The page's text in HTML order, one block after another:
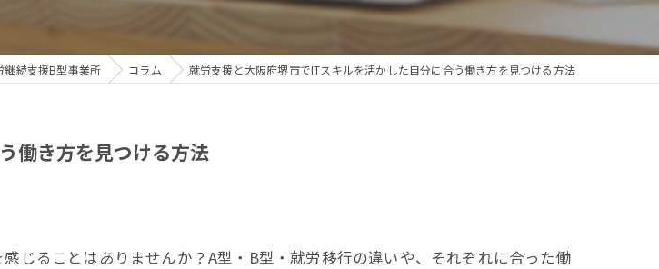
継続支援B型事業所 コラム 就労支援と大阪府堺市でITスキルを活かした自分に合う働き方を見つける方法
働き方を見つける方法
じることはありませんか？A型・B型・就労移行の違いや、それぞれに合った働